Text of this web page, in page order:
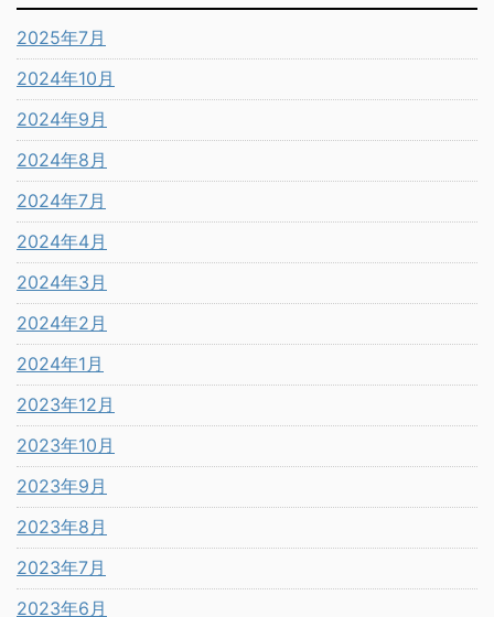
2025年7月
2024年10月
2024年9月
2024年8月
2024年7月
2024年4月
2024年3月
2024年2月
2024年1月
2023年12月
2023年10月
2023年9月
2023年8月
2023年7月
2023年6月